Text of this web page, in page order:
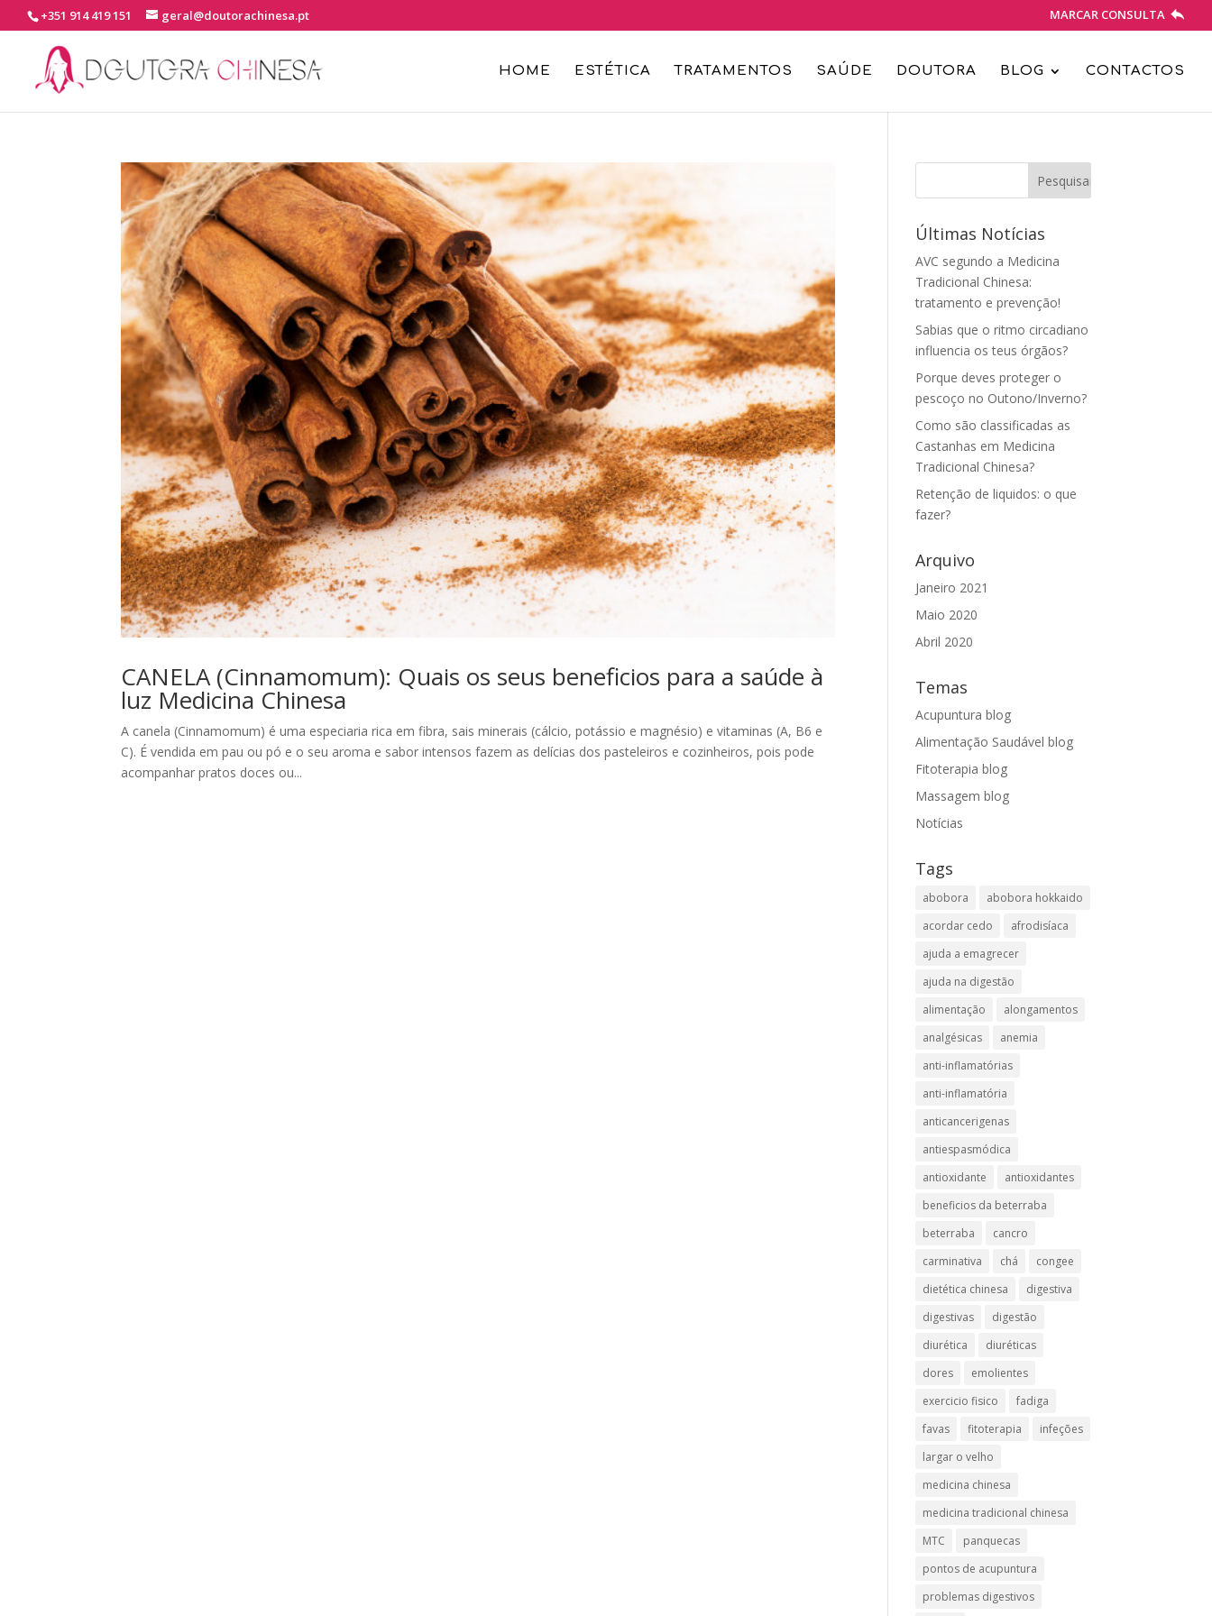
+351 914 419 151 geral@doutorachinesa.pt MARCAR CONSULTA
HOME ESTÉTICA TRATAMENTOS SAÚDE DOUTORA BLOG CONTACTOS
CANELA (Cinnamomum): Quais os seus beneficios para a saúde à
luz Medicina Chinesa
A canela (Cinnamomum) é uma especiaria rica em fibra, sais minerais (cálcio, potássio e magnésio) e vitaminas (A, B6 e
C). É vendida em pau ou pó e o seu aroma e sabor intensos fazem as delícias dos pasteleiros e cozinheiros, pois pode
acompanhar pratos doces ou...
Últimas Notícias
AVC segundo a Medicina
Tradicional Chinesa:
tratamento e prevenção!
Sabias que o ritmo circadiano
influencia os teus órgãos?
Porque deves proteger o
pescoço no Outono/Inverno?
Como são classificadas as
Castanhas em Medicina
Tradicional Chinesa?
Retenção de liquidos: o que
fazer?
Arquivo
Janeiro 2021
Maio 2020
Abril 2020
Temas
Acupuntura blog
Alimentação Saudável blog
Fitoterapia blog
Massagem blog
Notícias
Tags
abobora
abobora hokkaido
acordar cedo
afrodisíaca
ajuda a emagrecer
ajuda na digestão
alimentação
alongamentos
analgésicas
anemia
anti-inflamatórias
anti-inflamatória​
anticancerigenas
antiespasmódica
antioxidante
antioxidantes
beneficios da beterraba
beterraba
cancro
carminativa
chá
congee
dietética chinesa
digestiva
digestivas
digestão
diurética
diuréticas​
dores
emolientes
exercicio fisico
fadiga
favas
fitoterapia
infeções
largar o velho
medicina chinesa
medicina tradicional chinesa
MTC
panquecas
pontos de acupuntura
problemas digestivos